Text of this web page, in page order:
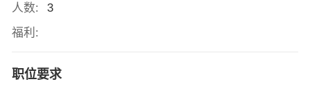
人数:
3
福利:
职位要求